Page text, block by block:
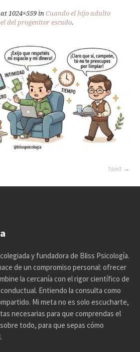
at 1024×559 in Cuando el hijo adulto
del progenitor escudo.
Next →
y fundadora de Bliss Psicología.
de un compromiso personal: ofrecer
la cercanía con el rigor científico de
Entiendo la consulta como
Mi meta no es solo escucharte,
necesarias para que comprendas el
todo, para que sepas cómo